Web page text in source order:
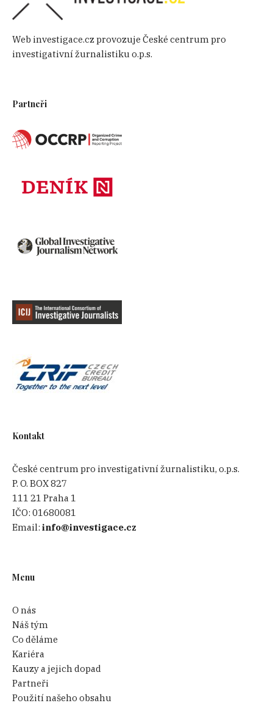
Web investigace.cz provozuje České centrum pro
investigativní žurnalistiku o.p.s.
Partneři
Kontakt
České centrum pro investigativní žurnalistiku, o.p.s.
P. O. BOX 827
111 21 Praha 1
IČO:01680081
Email:info@investigace.cz
Menu
O nás
Náš tým
Co děláme
Kariéra
Kauzy a jejich dopad
Partneři
Použití našeho obsahu